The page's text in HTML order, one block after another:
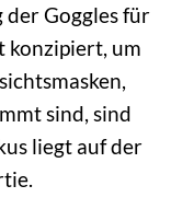
Goggles für
konzipiert, um
sind, sind
liegt auf der